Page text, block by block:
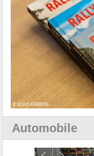
Automobile